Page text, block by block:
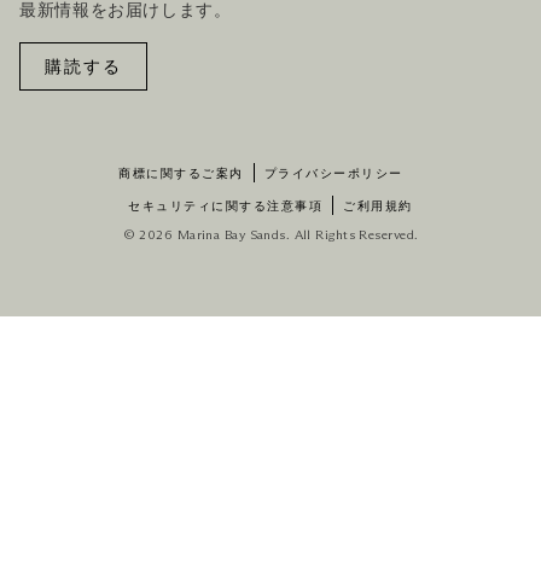
最新情報をお届けします。
購読する
商標に関するご案内 プライバシーポリシー
セキュリティに関する注意事項 ご利用規約
© 2026 Marina Bay Sands. All Rights Reserved.